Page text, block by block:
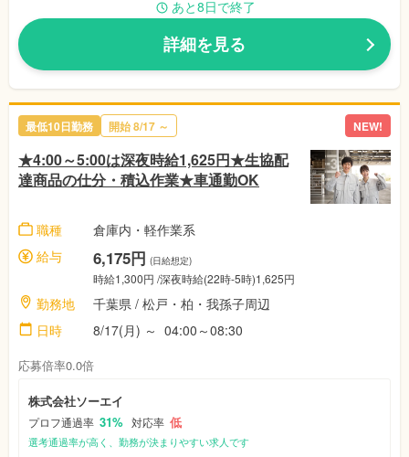
あと8日で終了
詳細を見る
最低10日勤務 開始8/17 ～ NEW!
★4:00～5:00は深夜時給1,625円★生協配
達商品の仕分・積込作業★車通勤OK
職種
倉庫内・軽作業系
給与
6,175円 (日給想定)
時給1,300円 /深夜時給(22時-5時)1,625円
勤務地 千葉県 / 松戸・柏・我孫子周辺
日時
8/17(月) ～ 04:00～08:30
応募倍率0.0倍
株式会社ソーエイ
プロフ通過率 31% 対応率 低
選考通過率が高く、勤務が決まりやすい求人です